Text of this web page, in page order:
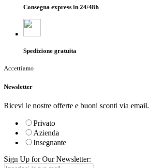
Consegna express in 24/48h
Spedizione gratuita
Accettiamo
Newsletter
Ricevi le nostre offerte e buoni sconti via email.
Privato
Azienda
Insegnante
Sign Up for Our Newsletter: